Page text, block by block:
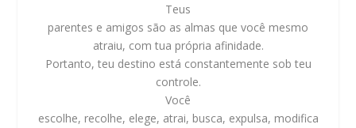
Teus
parentes e amigos são as almas que você mesmo
atraiu, com tua própria afinidade.
Portanto, teu destino está constantemente sob teu
controle.
Você
escolhe, recolhe, elege, atrai, busca, expulsa, modifica